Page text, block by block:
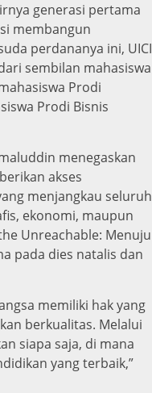
generasi pertama
membangun
perdananya ini, UICI
sembilan mahasiswa
Prodi
Prodi Bisnis
menegaskan
akses
menjangkau seluruh
ekonomi, maupun
Unreachable: Menuju
pada dies natalis dan
memiliki hak yang
berkualitas. Melalui
siapa saja, di mana
yang terbaik,”